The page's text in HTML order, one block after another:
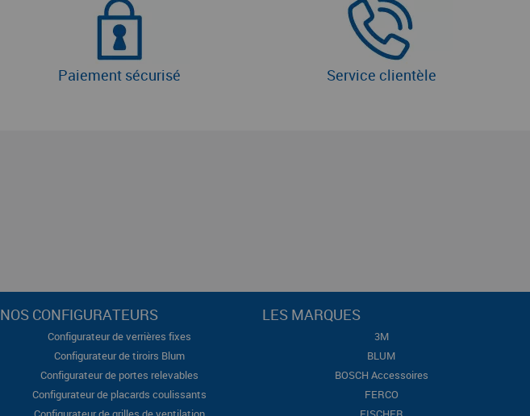
Paiement sécurisé Service clientèle
NOS CONFIGURATEURS
Configurateur de verrières fixes
Configurateur de tiroirs Blum
Configurateur de portes relevables
Configurateur de placards coulissants
LES MARQUES
3M
BLUM
BOSCH Accessoires
FERCO